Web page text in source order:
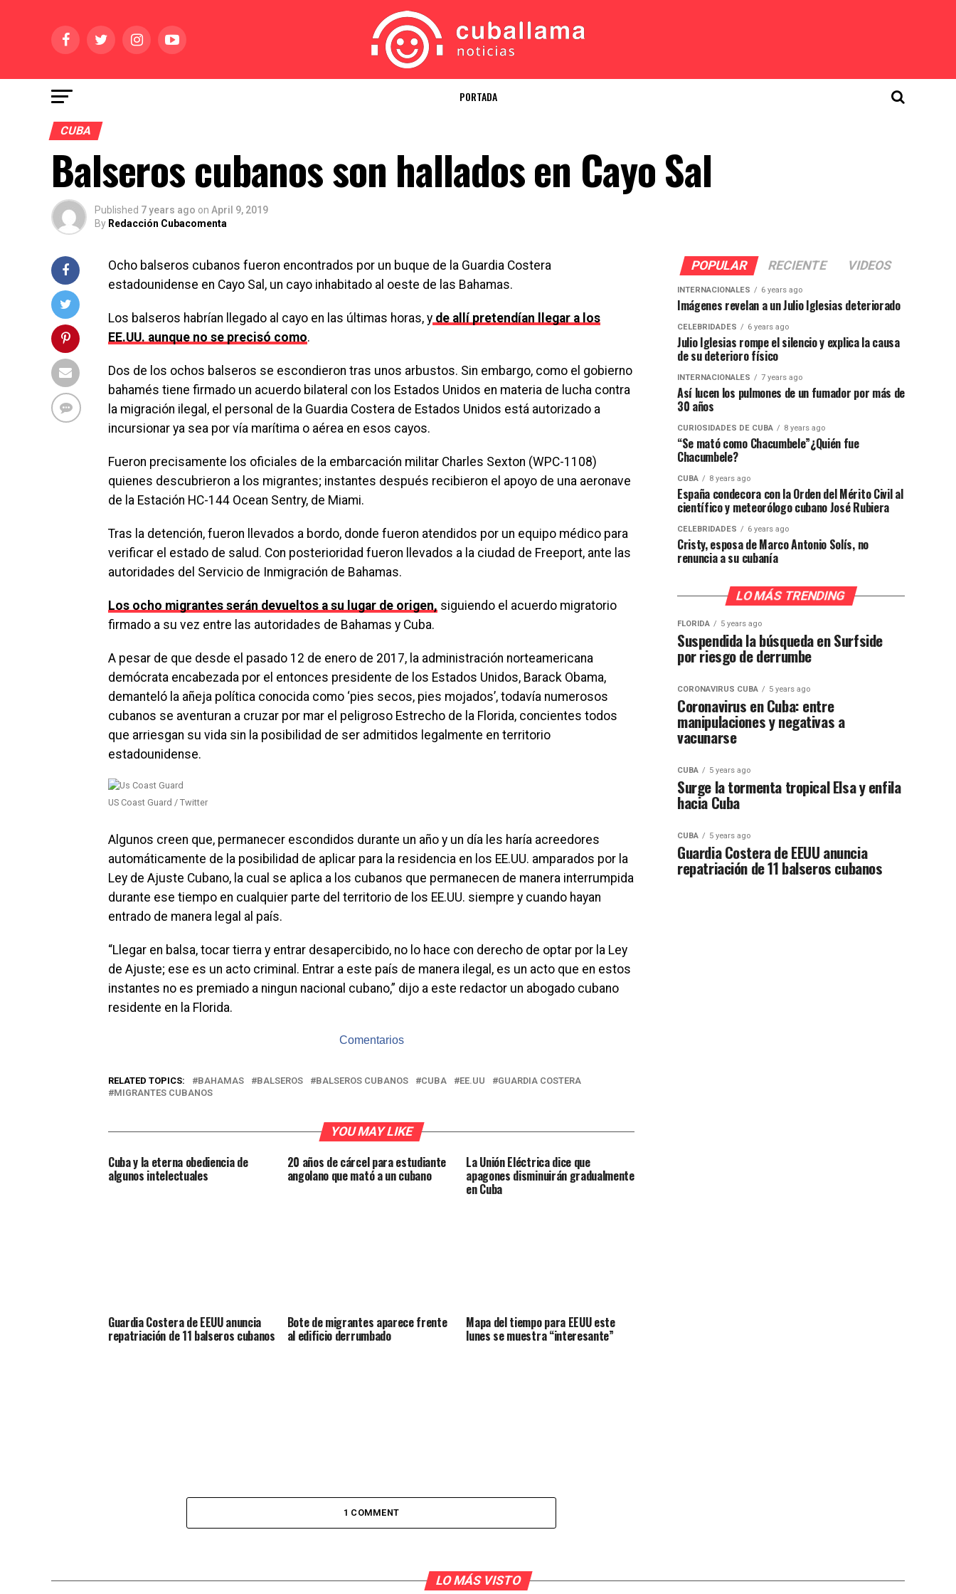
PORTADA
CUBA
Balseros cubanos son hallados en Cayo Sal
Published 7 years ago on April 9, 2019
By Redacción Cubacomenta
Ocho balseros cubanos fueron encontrados por un buque de la Guardia Costera
estadounidense en Cayo Sal, un cayo inhabitado al oeste de las Bahamas.
Los balseros habrían llegado al cayo en las últimas horas, y de allí pretendían llegar a los
EE.UU. aunque no se precisó como.
Dos de los ochos balseros se escondieron tras unos arbustos. Sin embargo, como el gobierno
bahamés tiene firmado un acuerdo bilateral con los Estados Unidos en materia de lucha contra
la migración ilegal, el personal de la Guardia Costera de Estados Unidos está autorizado a
incursionar ya sea por vía marítima o aérea en esos cayos.
Fueron precisamente los oficiales de la embarcación militar Charles Sexton (WPC-1108)
quienes descubrieron a los migrantes; instantes después recibieron el apoyo de una aeronave
de la Estación HC-144 Ocean Sentry, de Miami.
Tras la detención, fueron llevados a bordo, donde fueron atendidos por un equipo médico para
verificar el estado de salud. Con posterioridad fueron llevados a la ciudad de Freeport, ante las
autoridades del Servicio de Inmigración de Bahamas.
Los ocho migrantes serán devueltos a su lugar de origen, siguiendo el acuerdo migratorio
firmado a su vez entre las autoridades de Bahamas y Cuba.
A pesar de que desde el pasado 12 de enero de 2017, la administración norteamericana
demócrata encabezada por el entonces presidente de los Estados Unidos, Barack Obama,
demanteló la añeja política conocida como ‘pies secos, pies mojados’, todavía numerosos
cubanos se aventuran a cruzar por mar el peligroso Estrecho de la Florida, concientes todos
que arriesgan su vida sin la posibilidad de ser admitidos legalmente en territorio
estadounidense.
US Coast Guard / Twitter
Algunos creen que, permanecer escondidos durante un año y un día les haría acreedores
automáticamente de la posibilidad de aplicar para la residencia en los EE.UU. amparados por la
Ley de Ajuste Cubano, la cual se aplica a los cubanos que permanecen de manera interrumpida
durante ese tiempo en cualquier parte del territorio de los EE.UU. siempre y cuando hayan
entrado de manera legal al país.
“Llegar en balsa, tocar tierra y entrar desapercibido, no lo hace con derecho de optar por la Ley
de Ajuste; ese es un acto criminal. Entrar a este país de manera ilegal, es un acto que en estos
instantes no es premiado a ningun nacional cubano,” dijo a este redactor un abogado cubano
residente en la Florida.
Comentarios
RELATED TOPICS: BAHAMAS BALSEROS BALSEROS CUBANOS CUBA EE.UU
GUARDIA COSTERA
MIGRANTES CUBANOS
YOU MAY LIKE
Cuba y la eterna obediencia de
algunos intelectuales
20 años de cárcel para estudiante
angolano que mató a un cubano
La Unión Eléctrica dice que
apagones disminuirán gradualmente
en Cuba
Guardia Costera de EEUU anuncia
repatriación de 11 balseros cubanos
Bote de migrantes aparece frente
al edificio derrumbado
Mapa del tiempo para EEUU este
lunes se muestra “interesante”
1 COMMENT
POPULAR RECIENTE VIDEOS
INTERNACIONALES 6 years ago
Imágenes revelan a un Julio Iglesias deteriorado
CELEBRIDADES 6 years ago
Julio Iglesias rompe el silencio y explica la causa
de su deterioro físico
INTERNACIONALES 7 years ago
Así lucen los pulmones de un fumador por más de
30 años
CURIOSIDADES DE CUBA 8 years ago
“Se mató como Chacumbele”¿Quién fue
Chacumbele?
CUBA 8 years ago
España condecora con la Orden del Mérito Civil al
científico y meteorólogo cubano José Rubiera
CELEBRIDADES 6 years ago
Cristy, esposa de Marco Antonio Solís, no
renuncia a su cubanía
LO MÁS TRENDING
FLORIDA 5 years ago
Suspendida la búsqueda en Surfside
por riesgo de derrumbe
CORONAVIRUS CUBA 5 years ago
Coronavirus en Cuba: entre
manipulaciones y negativas a
vacunarse
CUBA 5 years ago
Surge la tormenta tropical Elsa y enfila
hacia Cuba
CUBA 5 years ago
Guardia Costera de EEUU anuncia
repatriación de 11 balseros cubanos
LO MÁS VISTO